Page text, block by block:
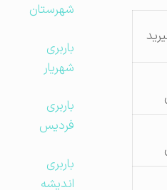
شهرستان
باربری
شهریار
باربری
فردیس
باربری
اندیشه